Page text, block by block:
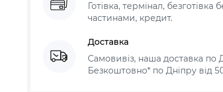
Готівка, термінал,
частинами, кредит.
Доставка
Самовивіз, наша доставка по
Безкоштовно* по Дніпру від